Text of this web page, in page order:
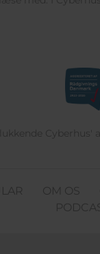
OM OS